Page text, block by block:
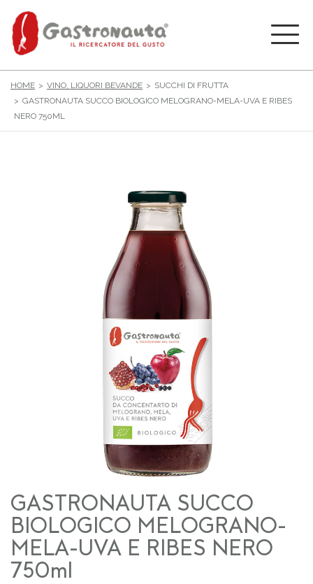
HOME VINO, LIQUORI BEVANDE
SUCCHI DI FRUTTA
GASTRONAUTA SUCCO BIOLOGICO MELOGRANO-MELA-UVA E RIBES
NERO 750ML
GASTRONAUTA SUCCO
BIOLOGICO MELOGRANO-
MELA-UVA E RIBES NERO
750ml